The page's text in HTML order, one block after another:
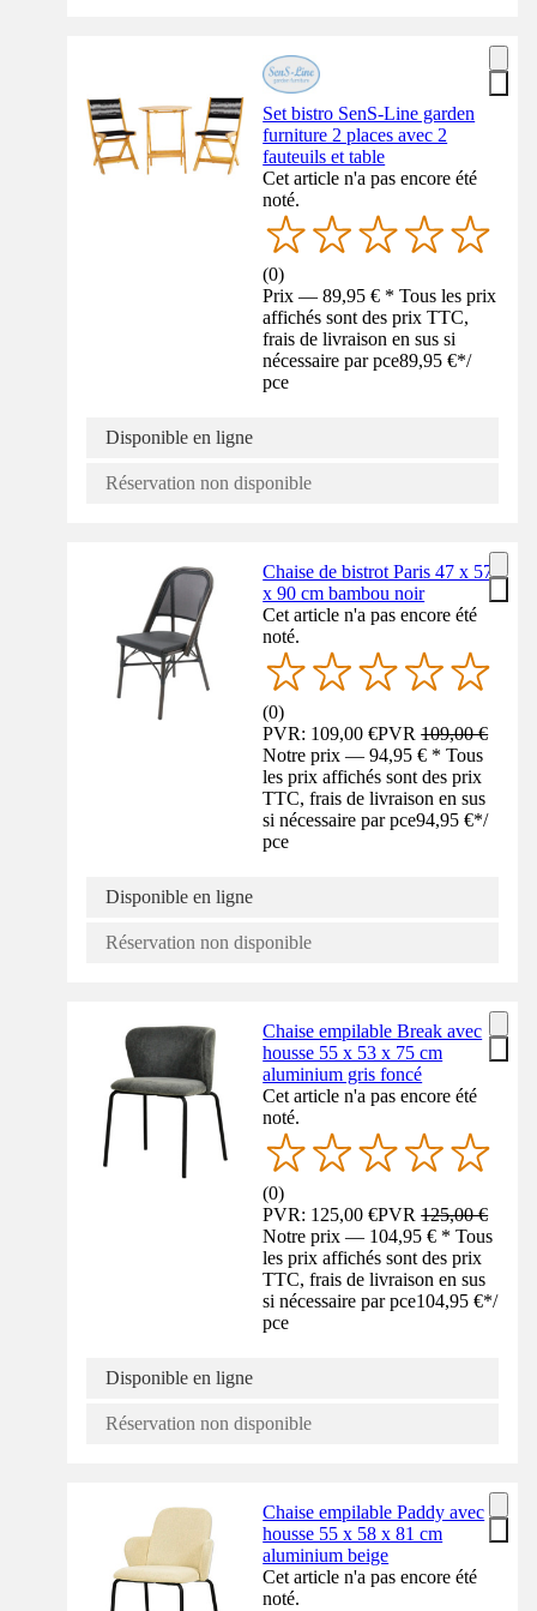
Set bistro SenS-Line garden
furniture 2 places avec 2
fauteuils et table
Cet article n'a pas encore été
noté.
(0)
Prix — 89,95 € * Tous les prix
affichés sont des prix TTC,
frais de livraison en sus si
nécessaire par pce89,95 €*/
pce
Disponible en ligne
Réservation non disponible
Chaise de bistrot Paris 47 x 57
x 90 cm bambou noir
Cet article n'a pas encore été
noté.
(0)
PVR: 109,00 €PVR109,00 €
Notre prix — 94,95 € * Tous
les prix affichés sont des prix
TTC, frais de livraison en sus
si nécessaire par pce94,95 €*/
pce
Disponible en ligne
Réservation non disponible
Chaise empilable Break avec
housse 55 x 53 x 75 cm
aluminium gris foncé
Cet article n'a pas encore été
noté.
(0)
PVR: 125,00 €PVR125,00 €
Notre prix — 104,95 € * Tous
les prix affichés sont des prix
TTC, frais de livraison en sus
si nécessaire par pce104,95 €*/
pce
Disponible en ligne
Réservation non disponible
Chaise empilable Paddy avec
housse 55 x 58 x 81 cm
aluminium beige
Cet article n'a pas encore été
noté.